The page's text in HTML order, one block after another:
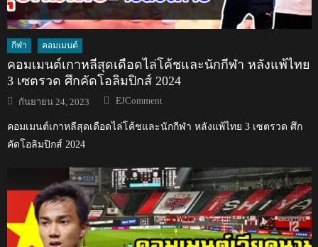
กีฬา คอมเมนต์
คอมเมนต์เกาหลีสุดเดือดไล่โค้ชและนักกีฬา หลังแพ้ไทย
3 เซตรวด ศึกคัดโอลิมปิกส์ 2024
Posted
on
กันยายน 24, 2023 Author
EJComment
คอมเมนต์เกาหลีสุดเดือดไล่โค้ชและนักกีฬา หลังแพ้ไทย 3 เซตรวด ศึก
คัดโอลิมปิกส์ 2024